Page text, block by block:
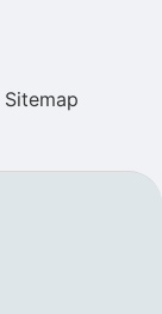
Sitemap